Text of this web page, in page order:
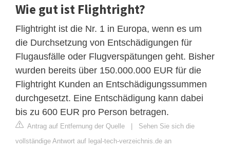
Wie gut ist Flightright?
Flightright ist die Nr. 1 in Europa, wenn es um
die Durchsetzung von Entschädigungen für
Flugausfälle oder Flugverspätungen geht. Bisher
wurden bereits über 150.000.000 EUR für die
Flightright Kunden an Entschädigungssummen
durchgesetzt. Eine Entschädigung kann dabei
bis zu 600 EUR pro Person betragen.
Antrag auf Entfernung der Quelle | Sehen Sie sich die
vollständige Antwort auf legal-tech-verzeichnis.de an